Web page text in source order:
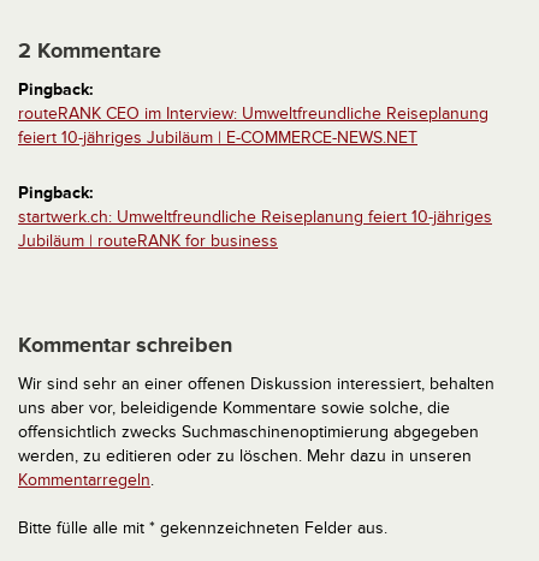
2 Kommentare
Pingback:
routeRANK CEO im Interview: Umweltfreundliche Reiseplanung
feiert 10-jähriges Jubiläum | E-COMMERCE-NEWS.NET
Pingback:
startwerk.ch: Umweltfreundliche Reiseplanung feiert 10-jähriges
Jubiläum | routeRANK for business
Kommentar schreiben
Wir sind sehr an einer offenen Diskussion interessiert, behalten
uns aber vor, beleidigende Kommentare sowie solche, die
offensichtlich zwecks Suchmaschinenoptimierung abgegeben
werden, zu editieren oder zu löschen. Mehr dazu in unseren
Kommentarregeln.
Bitte fülle alle mit * gekennzeichneten Felder aus.